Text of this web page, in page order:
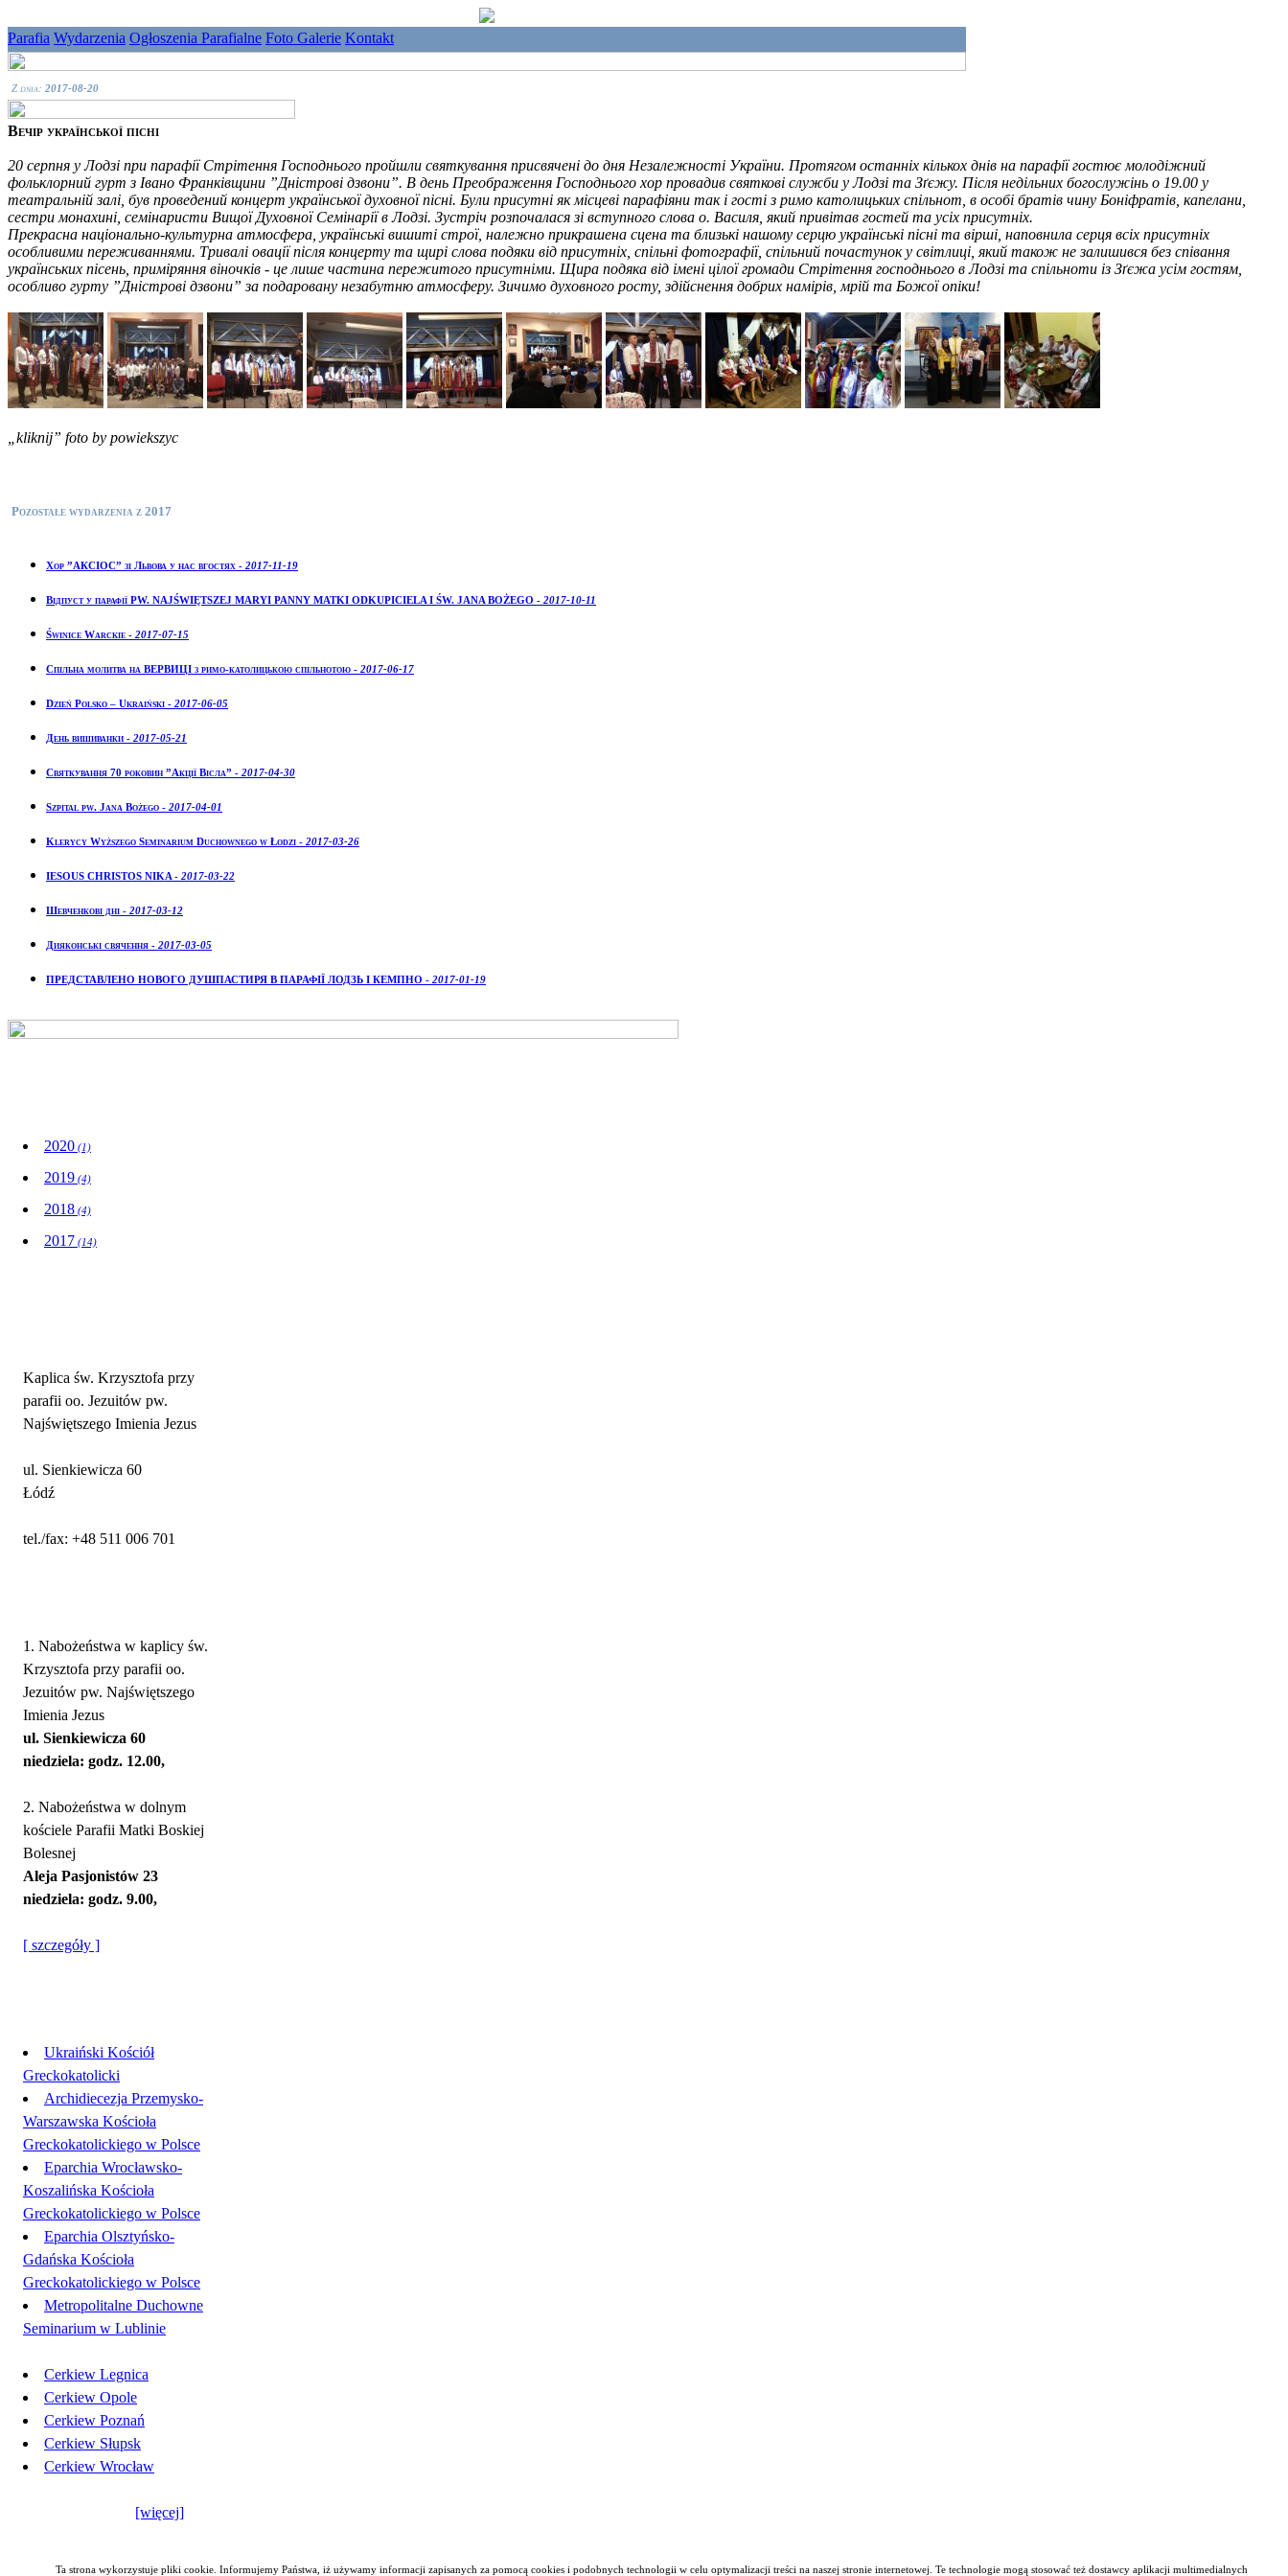
Parafia Wydarzenia Ogłoszenia Parafialne Foto Galerie Kontakt
Z dnia: 2017-08-20
Вечір української пісні
20 серпня у Лодзі при парафії Стрітення Господнього пройшли святкування присвячені до дня Незалежності України. Протягом останніх кількох днів на парафії гостює молодіжний
фольклорний гурт з Івано Франківщини ”Дністрові дзвони”. В день Преображення Господнього хор провадив святкові служби у Лодзі та Зґєжу. Після недільних богослужінь о 19.00 у
театральній залі, був проведений концерт української духовної пісні. Були присутні як місцеві парафіяни так і гості з римо католицьких спільнот, в особі братів чину Боніфратів, капелани,
сестри монахині, семінаристи Вищої Духовної Семінарії в Лодзі. Зустріч розпочалася зі вступного слова о. Василя, який привітав гостей та усіх присутніх.
Прекрасна національно-культурна атмосфера, українські вишиті строї, належно прикрашена сцена та близькі нашому серцю українські пісні та вірші, наповнила серця всіх присутніх
особливими переживаннями. Тривалі овації після концерту та щирі слова подяки від присутніх, спільні фотографії, спільний почастунок у світлиці, який також не залишився без співання
українських пісень, приміряння віночків - це лише частина пережитого присутніми. Щира подяка від імені цілої громади Стрітення господнього в Лодзі та спільноти із Зґєжа усім гостям,
особливо гурту ”Дністрові дзвони” за подаровану незабутню атмосферу. Зичимо духовного росту, здійснення добрих намірів, мрій та Божої опіки!
„kliknij” foto by powiekszyc
Pozostałe wydarzenia z 2017
Хор ”АКСІОС” зі Львова у нас вгостях - 2017-11-19
Відпуст у парафії PW. NAJŚWIĘTSZEJ MARYI PANNY MATKI ODKUPICIELA I ŚW. JANA BOŻEGO - 2017-10-11
Świnice Warckie - 2017-07-15
Спільна молитва на ВЕРВИЦІ з римо-католицькою спільнотою - 2017-06-17
Dzień Polsko – Ukraiński - 2017-06-05
День вишиванки - 2017-05-21
Святкування 70 роковин ”Акції Вісла” - 2017-04-30
Szpital pw. Jana Bożego - 2017-04-01
Klerycy Wyższego Seminarium Duchownego w Łodzi - 2017-03-26
IESOUS CHRISTOS NIKA - 2017-03-22
Шевченкові дні - 2017-03-12
Дияконські свячення - 2017-03-05
ПРЕДСТАВЛЕНО НОВОГО ДУШПАСТИРЯ В ПАРАФІЇ ЛОДЗЬ І КЕМПНО - 2017-01-19
2020 (1)
2019 (4)
2018 (4)
2017 (14)
Kaplica św. Krzysztofa przy
parafii oo. Jezuitów pw.
Najświętszego Imienia Jezus
ul. Sienkiewicza 60
Łódź
tel./fax: +48 511 006 701
1. Nabożeństwa w kaplicy św.
Krzysztofa przy parafii oo.
Jezuitów pw. Najświętszego
Imienia Jezus
ul. Sienkiewicza 60
niedziela: godz. 12.00,
2. Nabożeństwa w dolnym
kościele Parafii Matki Boskiej
Bolesnej
Aleja Pasjonistów 23
niedziela: godz. 9.00,
[ szczegóły ]
Ukraiński Kościół
Greckokatolicki
Archidiecezja Przemysko-
Warszawska Kościoła
Greckokatolickiego w Polsce
Eparchia Wrocławsko-
Koszalińska Kościoła
Greckokatolickiego w Polsce
Eparchia Olsztyńsko-
Gdańska Kościoła
Greckokatolickiego w Polsce
Metropolitalne Duchowne
Seminarium w Lublinie
Cerkiew Legnica
Cerkiew Opole
Cerkiew Poznań
Cerkiew Słupsk
Cerkiew Wrocław
[więcej]
Ta strona wykorzystuje pliki cookie. Informujemy Państwa, iż używamy informacji zapisanych za pomocą cookies i podobnych technologii w celu optymalizacji treści na naszej stronie internetowej. Te technologie mogą stosować też dostawcy aplikacji multimedialnych